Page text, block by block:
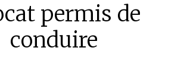
permis de
conduire